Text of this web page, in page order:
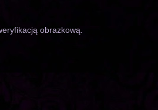
obrazkową.